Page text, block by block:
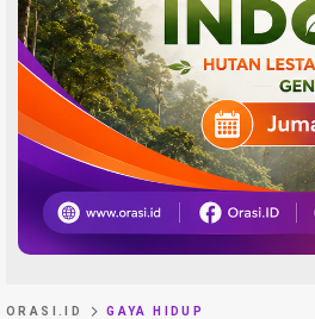
ORASI.ID GAYA HIDUP